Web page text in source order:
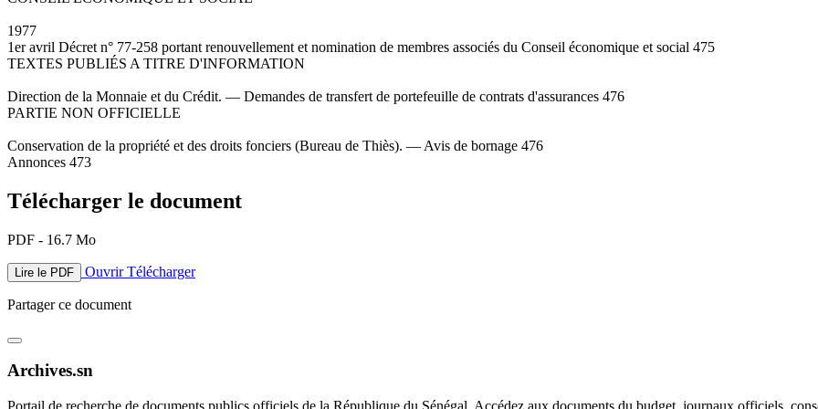
1977
1er avril Décret n° 77-258 portant renouvellement et nomination de membres associés du Conseil économique et social 475
TEXTES PUBLIÉS A TITRE D'INFORMATION
Direction de la Monnaie et du Crédit. — Demandes de transfert de portefeuille de contrats d'assurances 476
PARTIE NON OFFICIELLE
Conservation de la propriété et des droits fonciers (Bureau de Thiès). — Avis de bornage 476
Annonces 473
Télécharger le document
PDF - 16.7 Mo
Lire le PDF OuvrirTélécharger
Partager ce document
Archives.sn
Portail de recherche de documents publics officiels de la République du Sénégal. Accédez aux documents du budget, journaux officiels,